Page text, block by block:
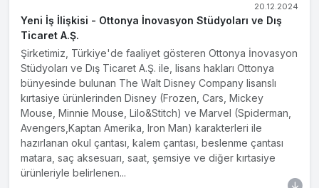
20.12.2024
Yeni İş İlişkisi - Ottonya İnovasyon Stüdyoları ve Dış
Ticaret A.Ş.
Şirketimiz, Türkiye'de faaliyet gösteren Ottonya İnovasyon
Stüdyoları ve Dış Ticaret A.Ş. ile, lisans hakları Ottonya
bünyesinde bulunan The Walt Disney Company lisanslı
kırtasiye ürünlerinden Disney (Frozen, Cars, Mickey
Mouse, Minnie Mouse, Lilo&Stitch) ve Marvel (Spiderman,
Avengers,Kaptan Amerika, Iron Man) karakterleri ile
hazırlanan okul çantası, kalem çantası, beslenme çantası
matara, saç aksesuarı, saat, şemsiye ve diğer kırtasiye
ürünleriyle belirlenen...